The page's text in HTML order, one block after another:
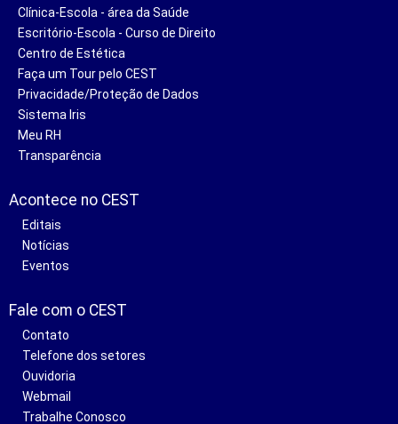
Clínica-Escola - área da Saúde
Escritório-Escola - Curso de Direito
Centro de Estética
Faça um Tour pelo CEST
Privacidade/Proteção de Dados
Sistema Iris
Meu RH
Transparência
Acontece no CEST
Editais
Notícias
Eventos
Fale com o CEST
Contato
Telefone dos setores
Ouvidoria
Webmail
Trabalhe Conosco